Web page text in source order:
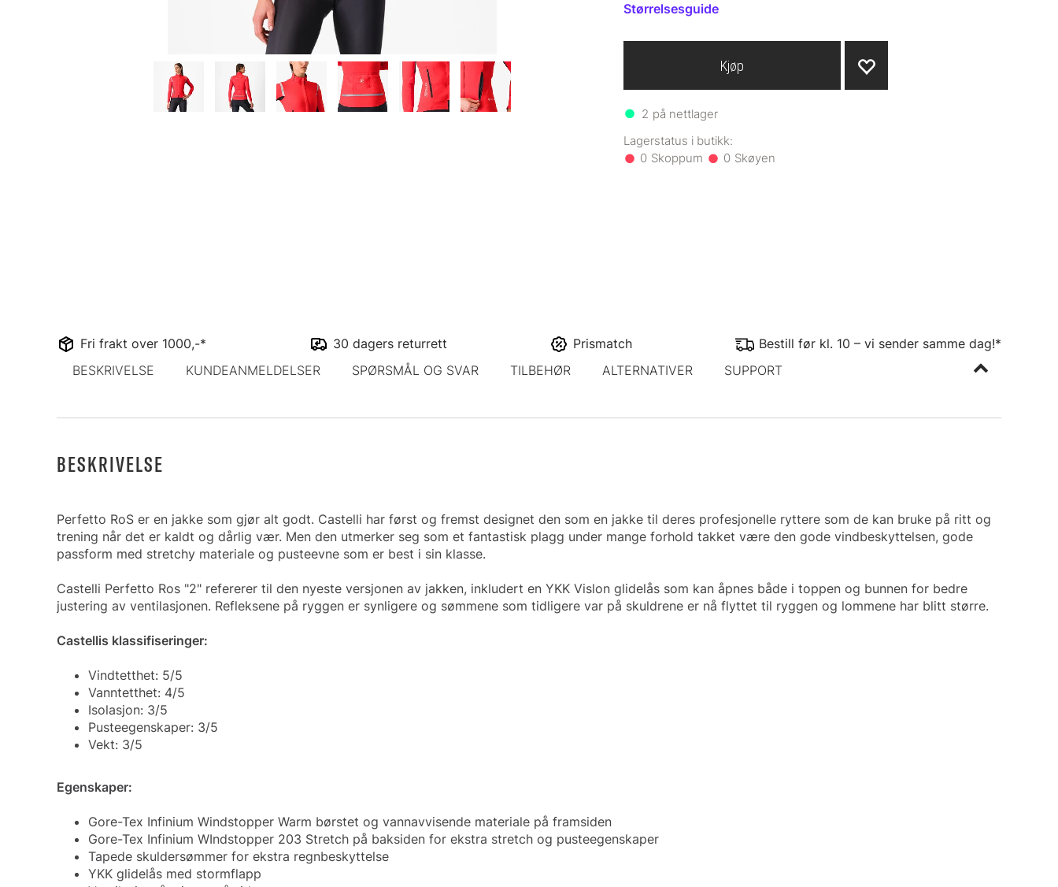
Størrelsesguide
2 på nettlager
0 0
Kjøp
Fri frakt over 1000,-* 30 dagers returrett Prismatch
Bestill før kl. 10 – vi sender samme dag!*
BESKRIVELSE
KUNDEANMELDELSER SPØRSMÅL OG SVAR TILBEHØR ALTERNATIVER SUPPORT
BESKRIVELSE
Perfetto RoS er en jakke som gjør alt godt. Castelli har først og fremst designet den som en jakke til deres profesjonelle ryttere som de kan bruke på ritt og
trening når det er kaldt og dårlig vær. Men den utmerker seg som et fantastisk plagg under mange forhold takket være den gode vindbeskyttelsen, gode
passform med stretchy materiale og pusteevne som er best i sin klasse.
Castelli Perfetto Ros "2" refererer til den nyeste versjonen av jakken, inkludert en YKK Vislon glidelås som kan åpnes både i toppen og bunnen for bedre
justering av ventilasjonen. Refleksene på ryggen er synligere og sømmene som tidligere var på skuldrene er nå flyttet til ryggen og lommene har blitt større.
Castellis klassifiseringer:
Vindtetthet: 5/5
Vanntetthet: 4/5
Isolasjon: 3/5
Pusteegenskaper: 3/5
Vekt: 3/5
Egenskaper:
Gore-Tex Infinium Windstopper Warm børstet og vannavvisende materiale på framsiden
Gore-Tex Infinium WIndstopper 203 Stretch på baksiden for ekstra stretch og pusteegenskaper
Tapede skuldersømmer for ekstra regnbeskyttelse
YKK glidelås med stormflapp